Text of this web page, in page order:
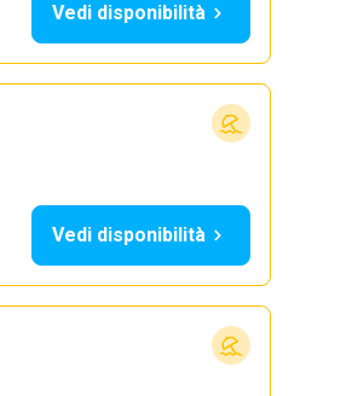
Vedi disponibilità
Vedi disponibilità